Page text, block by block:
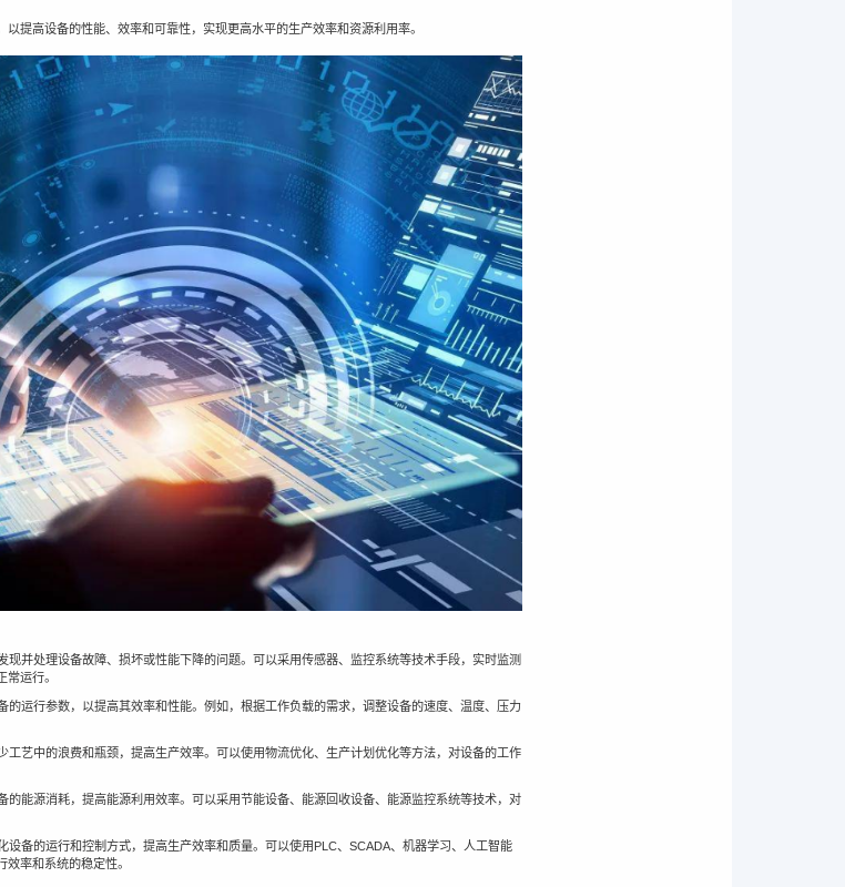
提高设备的性能、效率和可靠性，实现更高水平的生产效率和资源利用率。
并处理设备故障、损坏或性能下降的问题。可以采用传感器、监控系统等技术手段，实时监测
运行。
运行参数，以提高其效率和性能。例如，根据工作负载的需求，调整设备的速度、温度、压力
艺中的浪费和瓶颈，提高生产效率。可以使用物流优化、生产计划优化等方法，对设备的工作
能源消耗，提高能源利用效率。可以采用节能设备、能源回收设备、能源监控系统等技术，对
备的运行和控制方式，提高生产效率和质量。可以使用PLC、SCADA、机器学习、人工智能
率和系统的稳定性。